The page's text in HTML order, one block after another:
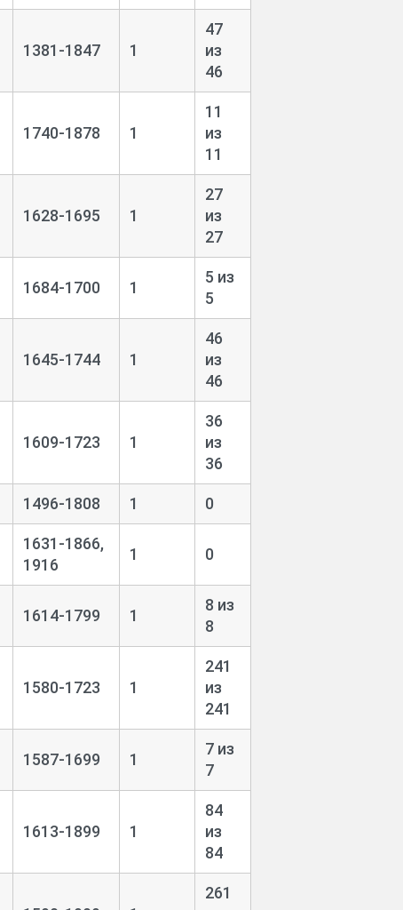
1381-1847 1
47
из
46
1740-1878 1
11
из
11
1628-1695 1
27
из
27
1684-1700 1
5 из
5
1645-1744 1
46
из
46
1609-1723 1
36
из
36
1496-1808 1 0
1631-1866,
1916
1 0
1614-1799 1
8 из
8
1580-1723 1
241
из
241
1587-1699 1
7 из
7
1613-1899 1
84
из
84
261